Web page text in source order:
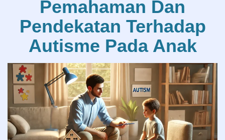
Pemahaman Dan
Pendekatan Terhadap
Autisme Pada Anak